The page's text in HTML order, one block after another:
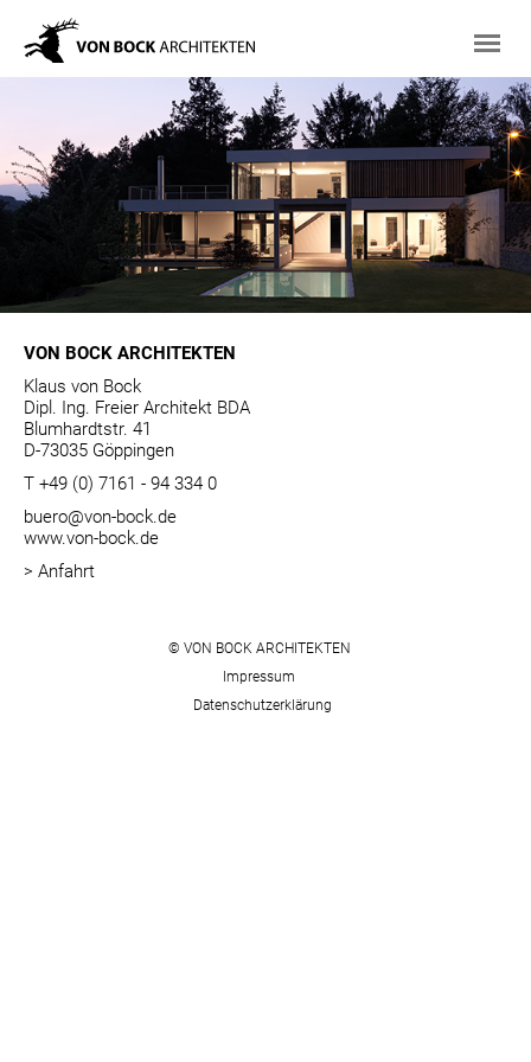
VON BOCK ARCHITEKTEN
Klaus von Bock
Dipl. Ing. Freier Architekt BDA
Blumhardtstr. 41
D-73035 Göppingen
T +49 (0) 7161 - 94 334 0
buero@von-bock.de
www.von-bock.de
> Anfahrt
© VON BOCK ARCHITEKTEN
Impressum
Datenschutzerklärung